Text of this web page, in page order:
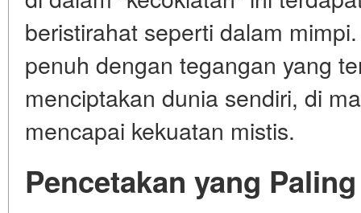
beristirahat seperti dalam
penuh dengan tegangan yang
menciptakan dunia sendiri, di
mencapai kekuatan mistis.
Pencetakan yang